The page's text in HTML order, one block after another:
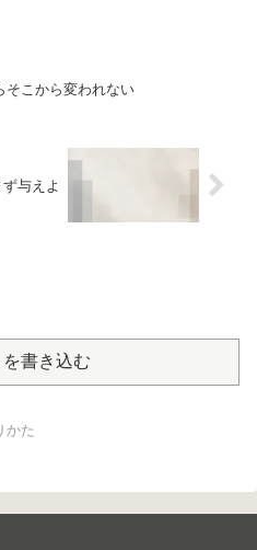
そこから変われない
与えよ
書き込む
かた